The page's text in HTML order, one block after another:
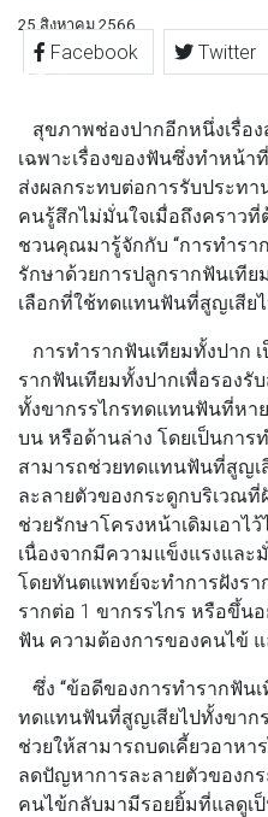
25 สิงหาคม 2566
Facebook Twitter
สุขภาพช่องปากอีกหนึ่งเรื่อง
เฉพาะเรื่องของฟันซึ่งทำหน้
ส่งผลกระทบต่อการรับประท
คนรู้สึกไม่มั่นใจเมื่อถึงคราว
ชวนคุณมารู้จักกับ “การทำรา
รักษาด้วยการปลูกรากฟันเที
เลือกที่ใช้ทดแทนฟันที่สูญเสีย
การทำรากฟันเทียมทั้งปาก
รากฟันเทียมทั้งปากเพื่อรอง
ทั้งขากรรไกรทดแทนฟันที่หา
บน หรือด้านล่าง โดยเป็นกา
สามารถช่วยทดแทนฟันที่สูญเ
ละลายตัวของกระดูกบริเวณที่
ช่วยรักษาโครงหน้าเดิมเอาไ
เนื่องจากมีความแข็งแรงแล
โดยทันตแพทย์จะทำการฝังรา
รากต่อ 1 ขากรรไกร หรือขึ้
ฟัน ความต้องการของคนไข้
ซึ่ง “ข้อดีของการทำรากฟัน
ทดแทนฟันที่สูญเสียไปทั้งขาก
ช่วยให้สามารถบดเคี้ยวอาหา
ลดปัญหาการละลายตัวของก
คนไข้กลับมามีรอยยิ้มที่แลดูเ